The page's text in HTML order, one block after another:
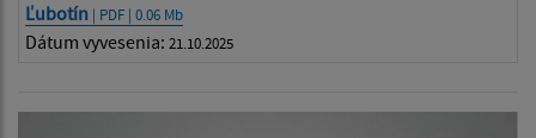
Ľubotín | PDF | 0.06 Mb
Dátum vyvesenia: 21.10.2025